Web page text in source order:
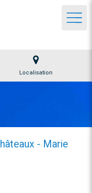
Localisation
- Marie